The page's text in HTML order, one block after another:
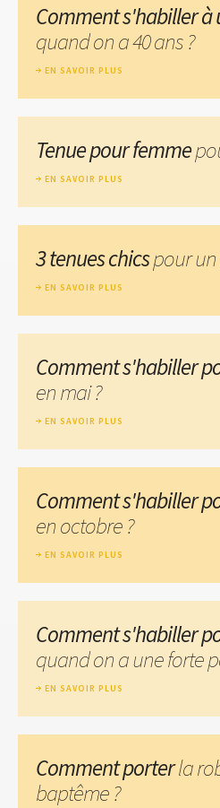
Comment s'habiller à
quand on a 40 ans ?
EN SAVOIR PLUS
Tenue pour femme
EN SAVOIR PLUS
3 tenues chicspour
EN SAVOIR PLUS
Comment s'habiller
en mai ?
EN SAVOIR PLUS
Comment s'habiller
en octobre ?
EN SAVOIR PLUS
Comment s'habiller
quand on a une forte
EN SAVOIR PLUS
Comment porterla
baptême ?